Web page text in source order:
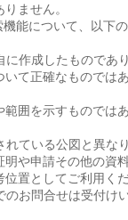
ません。
能について、以下
に作成したものであ
いて正確なものでは
範囲を示すものでは
れている公図と異な
や申請その他の資
位置としてご利用く
のお問合せは受付け